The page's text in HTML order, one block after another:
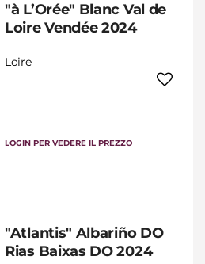
"à L’Orée" Blanc Val de
Loire Vendée 2024
Loire
LOGIN PER VEDERE IL PREZZO
"Atlantis" Albariño DO
Rias Baixas DO 2024